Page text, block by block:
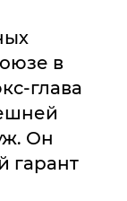
в
глава
Он
гарант